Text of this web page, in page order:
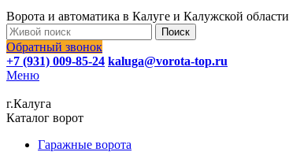
Ворота и автоматика в Калуге и Калужской области
Поиск
Обратный звонок
+7 (931) 009-85-24 kaluga@vorota-top.ru
Меню
г.Калуга
Каталог ворот
Гаражные ворота